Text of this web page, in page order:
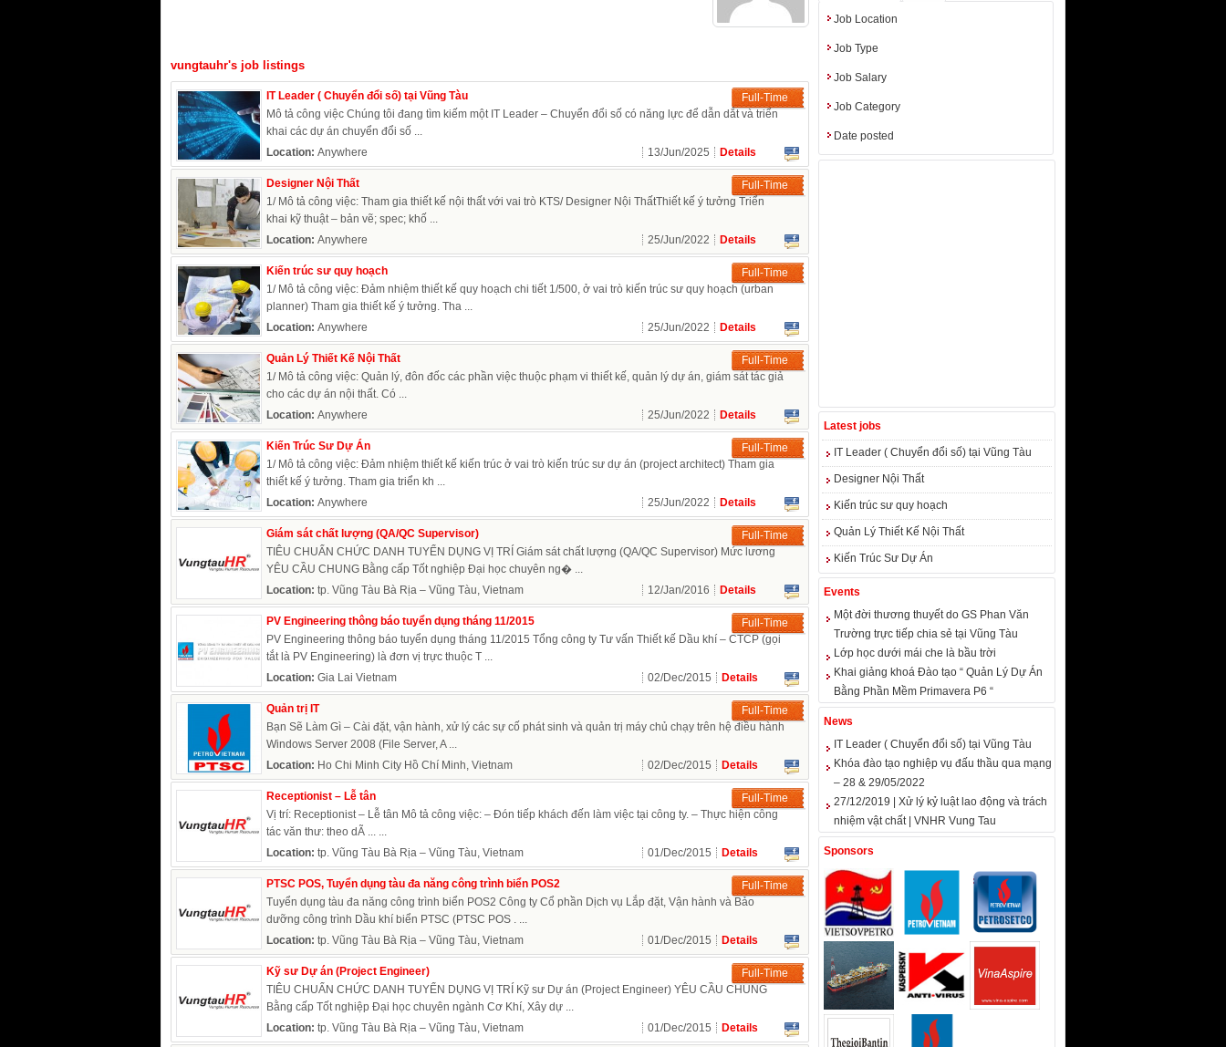
vungtauhr's job listings
IT Leader ( Chuyển đổi số) tại Vũng Tàu
Full-Time
Mô tả công việc Chúng tôi đang tìm kiếm một IT Leader – Chuyển đổi số có năng lực để dẫn dắt và triển
khai các dự án chuyển đổi số ...
Location: Anywhere 13/Jun/2025 Details
Designer Nội Thất
Full-Time
1/ Mô tả công việc: Tham gia thiết kế nội thất với vai trò KTS/ Designer Nội ThấtThiết kế ý tưởng Triển
khai kỹ thuật – bản vẽ; spec; khố ...
Location: Anywhere 25/Jun/2022 Details
Kiến trúc sư quy hoạch
Full-Time
1/ Mô tả công việc: Đảm nhiệm thiết kế quy hoạch chi tiết 1/500, ở vai trò kiến trúc sư quy hoạch (urban
planner) Tham gia thiết kế ý tưởng. Tha ...
Location: Anywhere 25/Jun/2022 Details
Quản Lý Thiết Kế Nội Thất
Full-Time
1/ Mô tả công việc: Quản lý, đôn đốc các phần việc thuộc phạm vi thiết kế, quản lý dự án, giám sát tác giả
cho các dự án nội thất. Có ...
Location: Anywhere 25/Jun/2022 Details
Kiến Trúc Sư Dự Án
Full-Time
1/ Mô tả công việc: Đảm nhiệm thiết kế kiến trúc ở vai trò kiến trúc sư dự án (project architect) Tham gia
thiết kế ý tưởng. Tham gia triển kh ...
Location: Anywhere 25/Jun/2022 Details
Giám sát chất lượng (QA/QC Supervisor)
Full-Time
TIÊU CHUẨN CHỨC DANH TUYỂN DỤNG VỊ TRÍ Giám sát chất lượng (QA/QC Supervisor) Mức lương
YÊU CẦU CHUNG Bằng cấp Tốt nghiệp Đại học chuyên ng� ...
Location: tp. Vũng Tàu Bà Rịa – Vũng Tàu, Vietnam 12/Jan/2016 Details
PV Engineering thông báo tuyển dụng tháng 11/2015
Full-Time
PV Engineering thông báo tuyển dụng tháng 11/2015 Tổng công ty Tư vấn Thiết kế Dầu khí – CTCP (gọi
tắt là PV Engineering) là đơn vị trực thuộc T ...
Location: Gia Lai Vietnam 02/Dec/2015 Details
Quản trị IT
Full-Time
Bạn Sẽ Làm Gì – Cài đặt, vận hành, xử lý các sự cố phát sinh và quản trị máy chủ chạy trên hệ điều hành
Windows Server 2008 (File Server, A ...
Location: Ho Chi Minh City Hồ Chí Minh, Vietnam 02/Dec/2015 Details
Receptionist – Lễ tân
Full-Time
Vị trí: Receptionist – Lễ tân Mô tả công việc: – Đón tiếp khách đến làm việc tại công ty. – Thực hiện công
tác văn thư: theo dÃ ... ...
Location: tp. Vũng Tàu Bà Rịa – Vũng Tàu, Vietnam 01/Dec/2015 Details
PTSC POS, Tuyển dụng tàu đa năng công trình biển POS2
Full-Time
Tuyển dụng tàu đa năng công trình biển POS2 Công ty Cổ phần Dịch vụ Lắp đặt, Vận hành và Bảo
dưỡng công trình Dầu khí biển PTSC (PTSC POS . ...
Location: tp. Vũng Tàu Bà Rịa – Vũng Tàu, Vietnam 01/Dec/2015 Details
Kỹ sư Dự án (Project Engineer)
Full-Time
TIÊU CHUẨN CHỨC DANH TUYỂN DỤNG VỊ TRÍ Kỹ sư Dự án (Project Engineer) YÊU CẦU CHUNG
Bằng cấp Tốt nghiệp Đại học chuyên ngành Cơ Khí, Xây dự ...
Location: tp. Vũng Tàu Bà Rịa – Vũng Tàu, Vietnam 01/Dec/2015 Details
Job Location
Job Type
Job Salary
Job Category
Date posted
Latest jobs
IT Leader ( Chuyển đổi số) tại Vũng Tàu
Designer Nội Thất
Kiến trúc sư quy hoạch
Quản Lý Thiết Kế Nội Thất
Kiến Trúc Sư Dự Án
Events
Một đời thương thuyết do GS Phan Văn
Trường trực tiếp chia sẻ tại Vũng Tàu
Lớp học dưới mái che là bầu trời
Khai giảng khoá Đào tạo “ Quản Lý Dự Án
Bằng Phần Mềm Primavera P6 “
News
IT Leader ( Chuyển đổi số) tại Vũng Tàu
Khóa đào tạo nghiệp vụ đấu thầu qua mạng
– 28 & 29/05/2022
27/12/2019 | Xử lý kỷ luật lao động và trách
nhiệm vật chất | VNHR Vung Tau
Sponsors